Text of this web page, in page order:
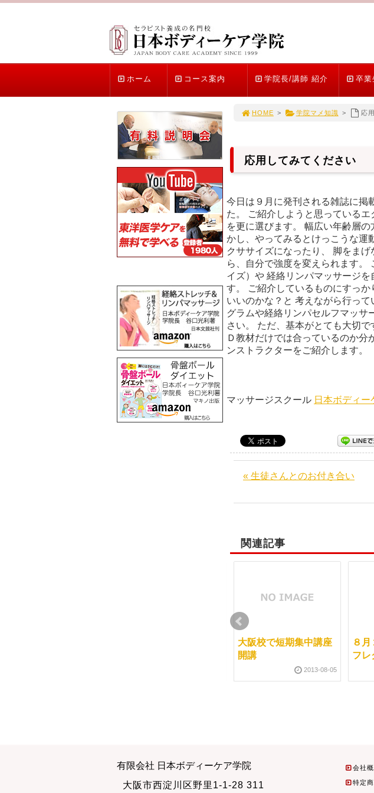
ホーム コース案内 学院長/講師 紹介 卒業
HOME > 学院マメ知識 > 応
応用してみてください
今日は９月に発刊される雑誌に掲
た。 ご紹介しようと思っている
を更に選びます。 幅広い年齢層
かし、やってみるとけっこうな運
クササイズになったり、 脚をま
ら、自分で強度を変えられます。
イズ）や 経絡リンパマッサージ
す。 ご紹介しているものにすっ
いいのかな？と 考えながら行っ
グラムや経絡リンパセルフマッサ
さい。 ただ、基本がとても大切
Ｄ教材だけでは合っているのか分
ンストラクターをご紹介します。
マッサージスクール 日本ボディー
« 生徒さんとのお付き合い
関連記事
大阪校で短期集中講座
開講
2013-08-05
８月
フレ
気休め
有限会社 日本ボディーケア学院
大阪市西淀川区野里1-1-28 311
会社
特定